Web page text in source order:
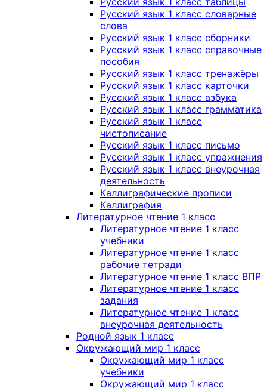
Русский язык 1 класс словарные
слова
Русский язык 1 класс сборники
Русский язык 1 класс справочные
пособия
Русский язык 1 класс тренажёры
Русский язык 1 класс карточки
Русский язык 1 класс азбука
Русский язык 1 класс грамматика
Русский язык 1 класс
чистописание
Русский язык 1 класс письмо
Русский язык 1 класс упражнения
Русский язык 1 класс внеурочная
деятельность
Каллиграфические прописи
Каллиграфия
Литературное чтение 1 класс
Литературное чтение 1 класс
учебники
Литературное чтение 1 класс
рабочие тетради
Литературное чтение 1 класс ВПР
Литературное чтение 1 класс
задания
Литературное чтение 1 класс
внеурочная деятельность
Родной язык 1 класс
Окружающий мир 1 класс
Окружающий мир 1 класс
учебники
Окружающий мир 1 класс